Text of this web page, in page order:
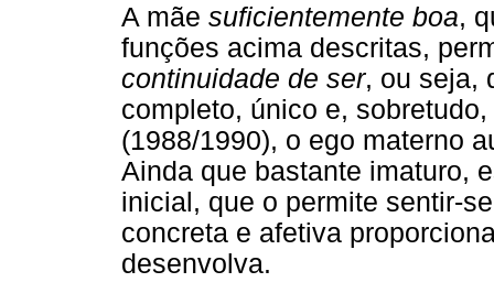
A mãe suficientemente boa,
funções acima descritas,
continuidade de ser, ou seja,
completo, único e,
(1988/1990), o ego materno
Ainda que bastante imaturo,
inicial, que o permite sentir-
concreta e afetiva
desenvolva.